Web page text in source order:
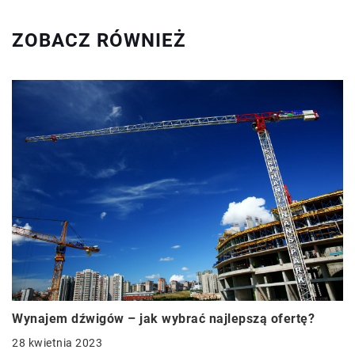
ZOBACZ RÓWNIEŻ
Wynajem dźwigów – jak wybrać najlepszą ofertę?
28 kwietnia 2023